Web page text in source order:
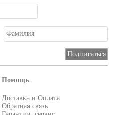
Помощь
Доставка и Оплата
Обратная связь